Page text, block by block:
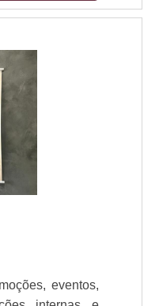
gravadas com
do
afastamentos e
de EPIs
eventos,